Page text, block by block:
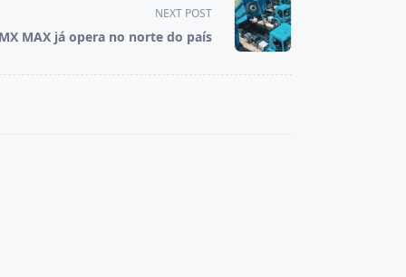
NEXT POST
MAX já opera no norte do país